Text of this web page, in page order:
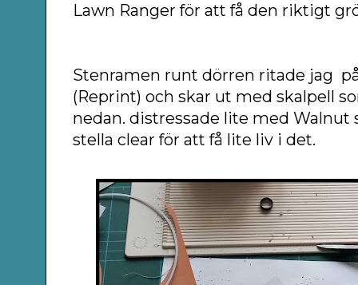
Lawn Ranger för att få den riktigt
Stenramen runt dörren ritade jag
(Reprint) och skar ut med skalpell
nedan. distressade lite med Walnut
stella clear för att få lite liv i det.